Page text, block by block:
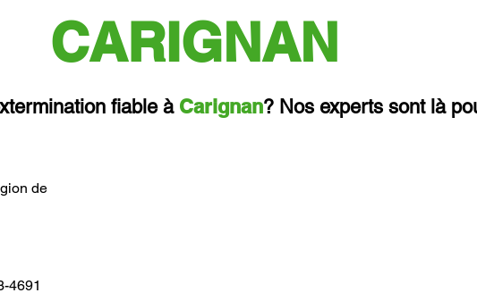
CARIGNAN
fiable à Carignan? Nos experts sont là
de
4691